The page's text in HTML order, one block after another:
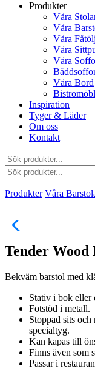
Produkter
Våra
Våra
Våra
Våra
Våra
Våra Bord
Inspiration
Tyger & Läder
Om oss
Kontakt
Produkter Våra
Tender Wood
Bekväm barstol med
Stativ i bok eller
Fotstöd i metall.
Stoppad sits
specialtyg.
Kan kapas till
Finns även som
Passar i